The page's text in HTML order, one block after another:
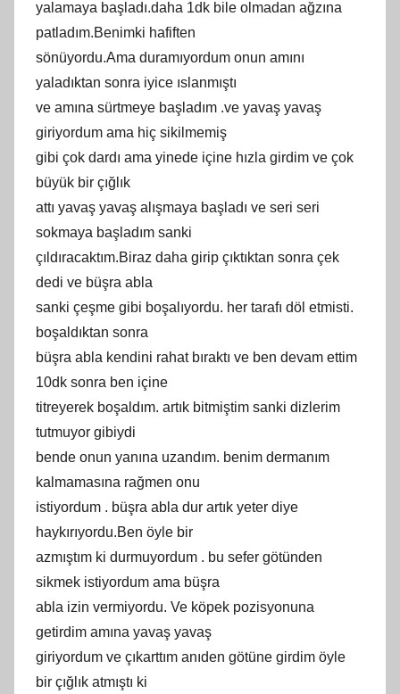
yalamaya başladı.daha 1dk bile olmadan ağzına
patladım.Benimki hafiften
sönüyordu.Ama duramıyordum onun amını
yaladıktan sonra iyice ıslanmıştı
ve amına sürtmeye başladım .ve yavaş yavaş
giriyordum ama hiç sikilmemiş
gibi çok dardı ama yinede içine hızla girdim ve çok
büyük bir çığlık
attı yavaş yavaş alışmaya başladı ve seri seri
sokmaya başladım sanki
çıldıracaktım.Biraz daha girip çıktıktan sonra çek
dedi ve büşra abla
sanki çeşme gibi boşalıyordu. her tarafı döl etmisti.
boşaldıktan sonra
büşra abla kendini rahat bıraktı ve ben devam ettim
10dk sonra ben içine
titreyerek boşaldım. artık bitmiştim sanki dizlerim
tutmuyor gibiydi
bende onun yanına uzandım. benim dermanım
kalmamasına rağmen onu
istiyordum . büşra abla dur artık yeter diye
haykırıyordu.Ben öyle bir
azmıştım ki durmuyordum . bu sefer götünden
sikmek istiyordum ama büşra
abla izin vermiyordu. Ve köpek pozisyonuna
getirdim amına yavaş yavaş
giriyordum ve çıkarttım anıden götüne girdim öyle
bir çığlık atmıştı ki